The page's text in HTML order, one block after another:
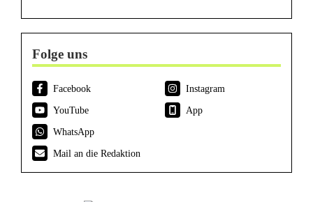
Folge uns
Facebook
Instagram
YouTube
App
WhatsApp
Mail an die Redaktion